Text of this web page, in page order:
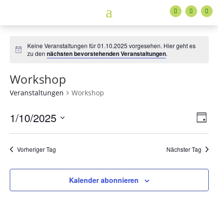
Hinweis
Keine Veranstaltungen für 01.10.2025 vorgesehen. Hier geht es
zu den nächsten bevorstehenden Veranstaltungen.
Workshop
Veranstaltungen Workshop
Tag
1/10/2025
Vorheriger Tag Nächster Tag
Kalender abonnieren